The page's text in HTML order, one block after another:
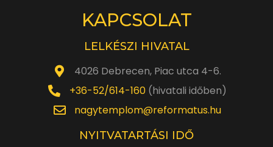
KAPCSOLAT
LELKÉSZI HIVATAL
4026 Debrecen, Piac utca 4-6.
+36-52/614-160(hivatali időben)
nagytemplom@reformatus.hu
NYITVATARTÁSI IDŐ